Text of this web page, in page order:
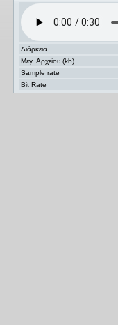
Διάρκεια
Μεγ. Αρχείου (kb)
Sample rate
Bit Rate